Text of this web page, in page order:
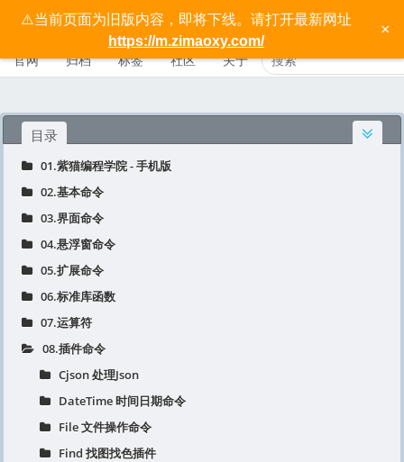
⚠️当前页面为旧版内容，即将下线。请打开最新网址
https://m.zimaoxy.com/
×
按键精灵手机版宝典 - 紫猫学院
官网 归档 标签 社区 关于
目录
01.紫猫编程学院 - 手机版
02.基本命令
03.界面命令
04.悬浮窗命令
05.扩展命令
06.标准库函数
07.运算符
08.插件命令
Cjson 处理Json
DateTime 时间日期命令
File 文件操作命令
Find 找图找色插件